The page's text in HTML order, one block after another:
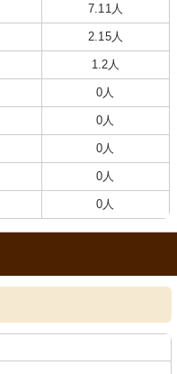
7.11人
2.15人
1.2人
0人
0人
0人
0人
0人